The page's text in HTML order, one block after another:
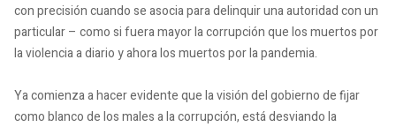
con precisión cuando se asocia para delinquir una autoridad con un
particular – como si fuera mayor la corrupción que los muertos por
la violencia a diario y ahora los muertos por la pandemia.
Ya comienza a hacer evidente que la visión del gobierno de fijar
como blanco de los males a la corrupción, está desviando la